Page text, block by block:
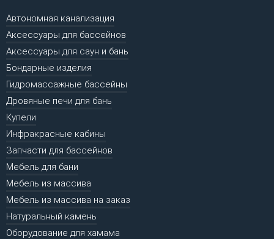
Автономная канализация
Аксессуары для бассейнов
Аксессуары для саун и бань
Бондарные изделия
Гидромассажные бассейны
Дровяные печи для бань
Купели
Инфракрасные кабины
Запчасти для бассейнов
Мебель для бани
Мебель из массива
Мебель из массива на заказ
Натуральный камень
Оборудование для хамама